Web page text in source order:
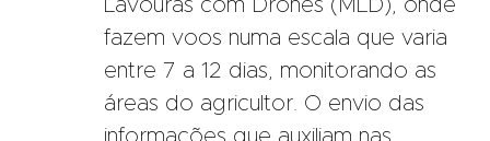
Lavouras com Drones (MLD), onde
fazem voos numa escala que varia
entre 7 a 12 dias, monitorando as
áreas do agricultor. O envio das